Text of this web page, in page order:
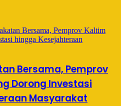
Bersama, Pemprov
Dorong Investasi
Masyarakat